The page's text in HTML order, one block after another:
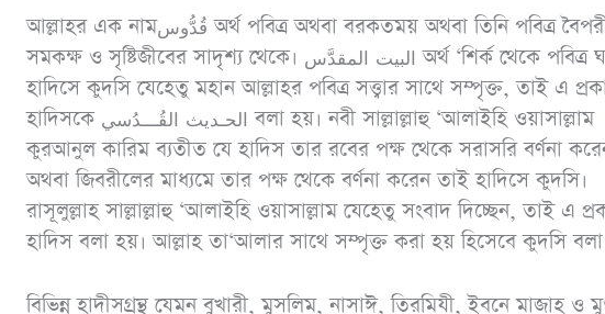
আল্লাহর এক নামقُدُّوس অর্থ পবিত্র অথবা বরকতময় অথবা তিনি পবিত্র বৈপরীত্য,
সমকক্ষ ও সৃষ্টিজীবের সাদৃশ্য থেকে। البيت المقدَّس অর্থ ‘শির্ক থেকে পবিত্র ঘর’।
হাদিসে কুদসি যেহেতু মহান আল্লাহর পবিত্র সত্ত্বার সাথে সম্পৃক্ত, তাই এ
হাদিসকে الحـديث القُـــدُسي বলা হয়। নবী সাল্লাল্লাহু ‘আলাইহি ওয়াসাল্লাম
কুরআনুল কারিম ব্যতীত যে হাদিস তার রবের পক্ষ থেকে সরাসরি বর্ণনা
অথবা জিবরীলের মাধ্যমে তার পক্ষ থেকে বর্ণনা করেন তাই হাদিসে কুদসি।
রাসূলুল্লাহ সাল্লাল্লাহু ‘আলাইহি ওয়াসাল্লাম যেহেতু সংবাদ দিচ্ছেন, তাই এ
হাদিস বলা হয়। আল্লাহ তা‘আলার সাথে সম্পৃক্ত করা হয় হিসেবে কুদসি
বিভিন্ন হাদীসগ্রন্থ যেমন বুখারী, মুসলিম, নাসাঈ, তিরমিযী, ইবনে মাজাহ ও
রামাযান ও ছিয়াম